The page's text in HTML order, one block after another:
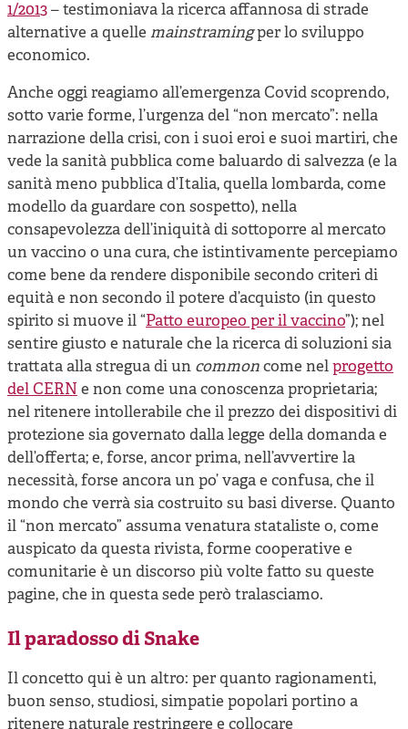
1/2013– testimoniava la ricerca affannosa di strade
alternative a quelle mainstramingper lo sviluppo
economico.
Anche oggi reagiamo all’emergenza Covid scoprendo,
sotto varie forme, l’urgenza del “non mercato”: nella
narrazione della crisi, con i suoi eroi e suoi martiri, che
vede la sanità pubblica come baluardo di salvezza (e la
sanità meno pubblica d’Italia, quella lombarda, come
modello da guardare con sospetto), nella
consapevolezza dell’iniquità di sottoporre al mercato
un vaccino o una cura, che istintivamente percepiamo
come bene da rendere disponibile secondo criteri di
equità e non secondo il potere d’acquisto (in questo
spirito si muove il “Patto europeo per il vaccino”); nel
sentire giusto e naturale che la ricerca di soluzioni sia
trattata alla stregua di un commoncome nelprogetto
del CERN e non come una conoscenza proprietaria;
nel ritenere intollerabile che il prezzo dei dispositivi di
protezione sia governato dalla legge della domanda e
dell’offerta; e, forse, ancor prima, nell’avvertire la
necessità, forse ancora un po’ vaga e confusa, che il
mondo che verrà sia costruito su basi diverse. Quanto
il “non mercato” assuma venatura stataliste o, come
auspicato da questa rivista, forme cooperative e
comunitarie è un discorso più volte fatto su queste
pagine, che in questa sede però tralasciamo.
Il paradosso di Snake
Il concetto qui è un altro: per quanto ragionamenti,
buon senso, studiosi, simpatie popolari portino a
ritenere naturale restringere e collocare